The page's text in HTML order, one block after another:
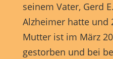
seinem Vater, Gerd
Alzheimer hatte und
Mutter ist im März
gestorben und bei